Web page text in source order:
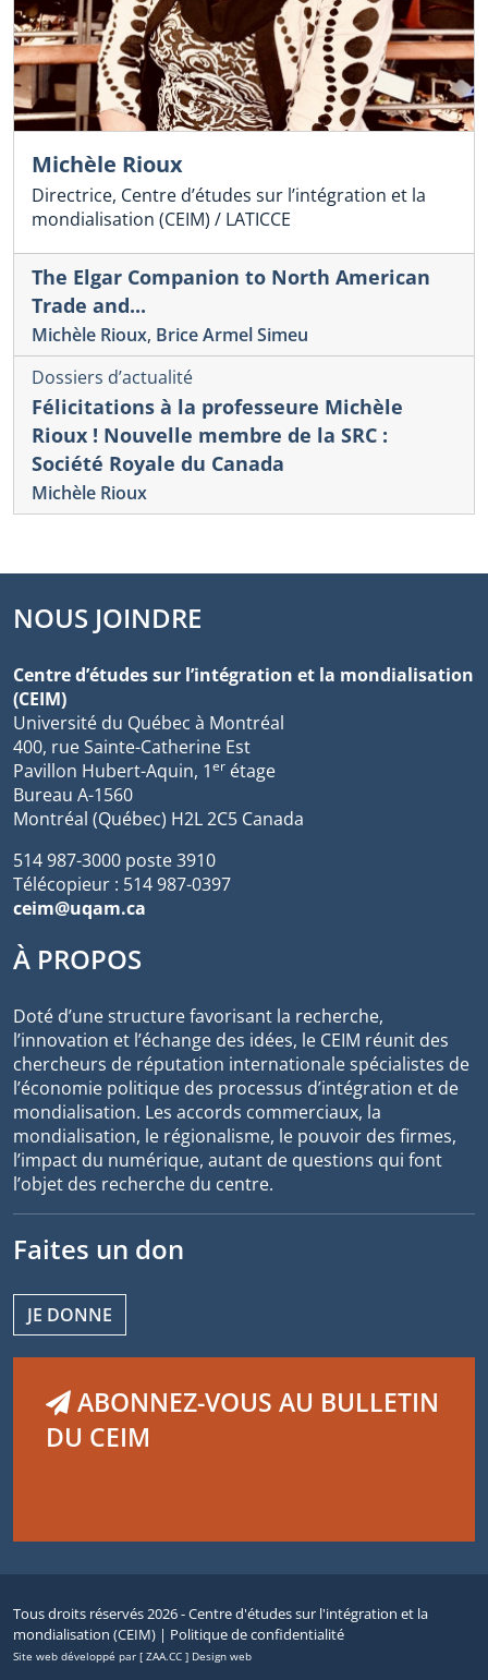
Michèle Rioux
Directrice, Centre d’études sur l’intégration et la
mondialisation (CEIM) / LATICCE
The Elgar Companion to North American
Trade and...
Michèle Rioux, Brice Armel Simeu
Dossiers d’actualité
Félicitations à la professeure Michèle
Rioux ! Nouvelle membre de la SRC :
Société Royale du Canada
Michèle Rioux
NOUS JOINDRE
Centre d’études sur l’intégration et la mondialisation
(CEIM)
Université du Québec à Montréal
400, rue Sainte-Catherine Est
Pavillon Hubert-Aquin, 1er étage
Bureau A-1560
Montréal (Québec) H2L 2C5 Canada
514 987-3000 poste 3910
Télécopieur : 514 987-0397
ceim@uqam.ca
À PROPOS
Doté d’une structure favorisant la recherche,
l’innovation et l’échange des idées, le CEIM réunit des
chercheurs de réputation internationale spécialistes de
l’économie politique des processus d’intégration et de
mondialisation. Les accords commerciaux, la
mondialisation, le régionalisme, le pouvoir des firmes,
l’impact du numérique, autant de questions qui font
l’objet des recherche du centre.
Faites un don
JE DONNE
ABONNEZ-VOUS AU BULLETIN
DU CEIM
Tous droits réservés 2026 - Centre d'études sur l'intégration et la
mondialisation (CEIM) | Politique de confidentialité
Site web développé par [ ZAA.CC ] Design web